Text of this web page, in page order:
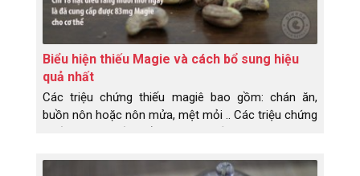
Biểu hiện thiếu Magie và cách bổ sung hiệu
quả nhất
Các triệu chứng thiếu magiê bao gồm: chán ăn,
buồn nôn hoặc nôn mửa, mệt mỏi .. Các triệu chứng
tim thay đổi hoặc co thắt Nghiên cứu đã liên kết sự